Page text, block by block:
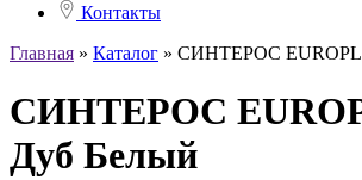
Контакты
Главная » Каталог » СИНТЕРОС
СИНТЕРОС
Дуб Белый